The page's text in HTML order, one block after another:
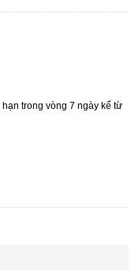
trong vòng 7 ngày kể từ